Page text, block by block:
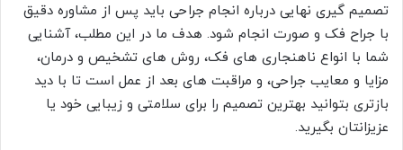
تصمیم گیری نهایی درباره انجام جراحی باید پس از مشاوره دقیق
با جراح فک و صورت انجام شود. هدف ما در این مطلب، آشنایی
شما با انواع ناهنجاری های فک، روش های تشخیص و درمان،
مزایا و معایب جراحی، و مراقبت های بعد از عمل است تا با دید
بازتری بتوانید بهترین تصمیم را برای سلامتی و زیبایی خود یا
عزیزانتان بگیرید.